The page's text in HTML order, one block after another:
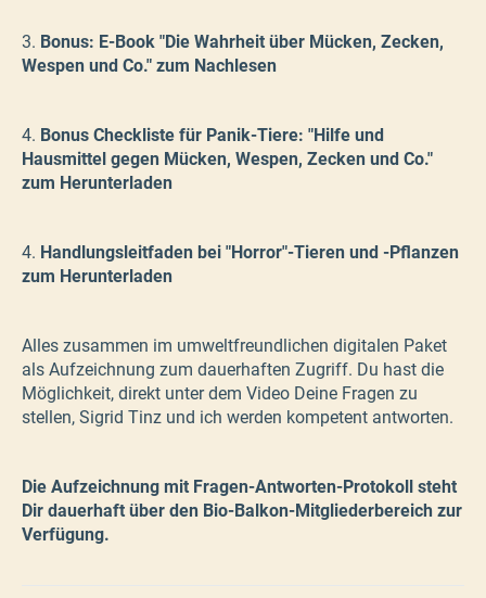
3. Bonus: E-Book "Die Wahrheit über Mücken, Zecken,
Wespen und Co." zum Nachlesen
4. Bonus Checkliste für Panik-Tiere: "Hilfe und
Hausmittel gegen Mücken, Wespen, Zecken und Co."
zum Herunterladen
4. Handlungsleitfaden bei "Horror"-Tieren und -Pflanzen
zum Herunterladen
Alles zusammen im umweltfreundlichen digitalen Paket
als Aufzeichnung zum dauerhaften Zugriff. Du hast die
Möglichkeit, direkt unter dem Video Deine Fragen zu
stellen, Sigrid Tinz und ich werden kompetent antworten.
Die Aufzeichnung mit Fragen-Antworten-Protokoll steht
Dir dauerhaft über den Bio-Balkon-Mitgliederbereich zur
Verfügung.